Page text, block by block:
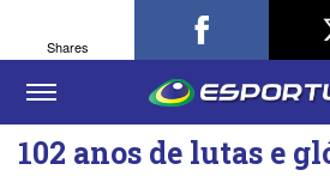
102 anos de lutas e
Shares